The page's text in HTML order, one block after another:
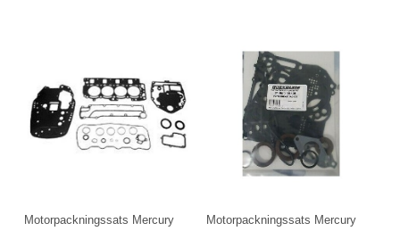
Motorpackningssats Mercury Motorpackningssats Mercury